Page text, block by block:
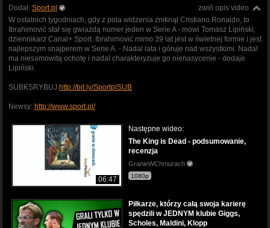
zwiń opis video
Dodał: Sport.pl
W ostatnich tygodniach, gdy z pola widzenia zniknął Cristiano Ronaldo, to
Ibrahimović stał się gwiazdą numer jeden w Serie A - mówi Tomasz Lipiński,
dziennikarz Canal+ Sport. Ibrahimović mimo 39 lat jest w świetnej formie i jest
najlepszym snajperem w Serie A. - Nadal lata i góruje nad wszystkimi. Nadal
ma niesamowitą ochotę i nadal charakteryzuje go nienasycenie - dodaje
Lipiński.
SUBKSRYBUJ http://bit.ly/SportplSUB
Newsy: http://www.sport.pl/
06:47
Następne wideo:
The King is Dead - podsumowanie,
recenzja
GranieWChmurach
1080p
Piłkarze, którzy całą swoja karierę
spędzili w JEDNYM klubie Giggs,
Scholes, Maldini, Klopp